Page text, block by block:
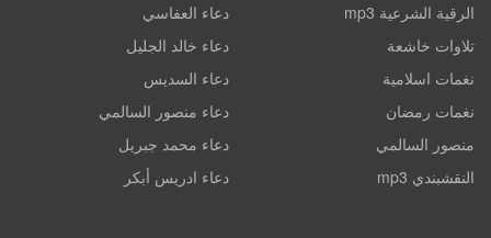
الرقية الشرعية mp3
تلاوات خاشعة
نغمات اسلامية
نغمات رمضان
منصور السالمي
النقشبندي mp3
دعاء العفاسي
دعاء خالد الجليل
دعاء السديس
دعاء منصور السالمي
دعاء محمد جبريل
دعاء ادريس أبكر